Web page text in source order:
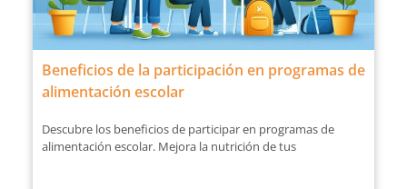
Beneficios de la participación en programas de
alimentación escolar
Descubre los beneficios de participar en programas de
alimentación escolar. Mejora la nutrición de tus